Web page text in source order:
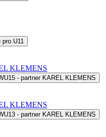
pro U11
KLEMENS
- partner KAREL KLEMENS
KLEMENS
- partner KAREL KLEMENS